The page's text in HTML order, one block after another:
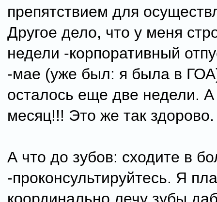
препятствием для
Другое дело, что у меня
недели -корпоративный
-мае (уже был: я была в
осталось еще две недели.
месяц!!! Это же так здорово.
А что до зубов: сходите в
-проконсультируйтесь. Я